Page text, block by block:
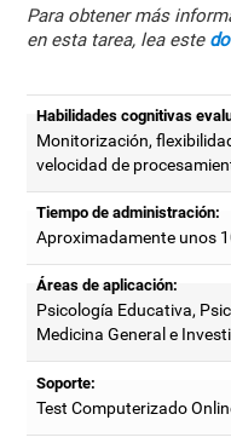
Para obtener más
en esta tarea, lea este
Habilidades cognitivas
Monitorización,
velocidad de
Tiempo de administración:
Aproximadamente unos
Áreas de aplicación:
Psicología Educativa,
Medicina General e
Soporte:
Test Computerizado